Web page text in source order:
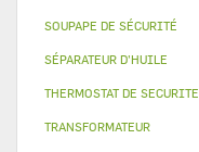
SOUPAPE DE SÉCURITÉ
SÉPARATEUR D'HUILE
THERMOSTAT DE SECURITE
TRANSFORMATEUR